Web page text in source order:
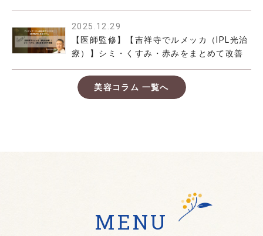
2025.12.29
【医師監修】【吉祥寺でルメッカ（IPL光治
療）】シミ・くすみ・赤みをまとめて改善
美容コラム 一覧へ
MENU